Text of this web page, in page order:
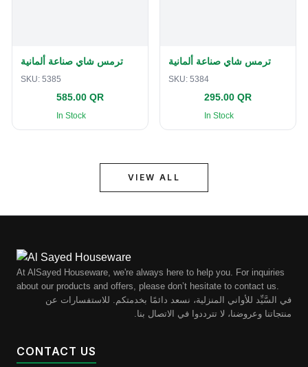
ترمس شاي صناعة ألمانية
SKU: 5385
585.00 QR
In Stock
ترمس شاي صناعة ألمانية
SKU: 5384
295.00 QR
In Stock
VIEW ALL
At AlSayed Houseware, we're always here to help you. For inquiries
about our products and offers, please don’t hesitate to contact us.
في السَّيِّد للأواني المنزلية، نسعد دائمًا بخدمتكم. للاستفسارات عن
منتجاتنا وعروضنا، لا تترددوا في الاتصال بنا.
CONTACT US